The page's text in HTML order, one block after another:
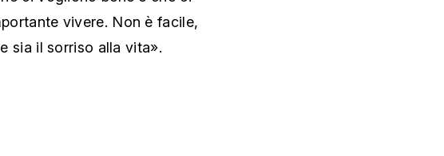
vivere. Non è facile,
sia il sorriso alla vita».